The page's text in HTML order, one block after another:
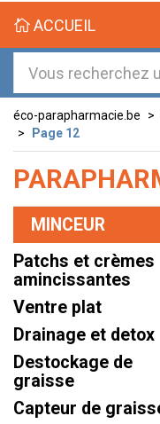
éco-
ACCUEIL
éco-parapharmacie.be
Page 12
MINCEUR
Patchs et crèmes
amincissantes
Ventre plat
Drainage et detox
Destockage de
graisse
Capteur de